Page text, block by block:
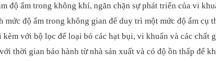
độ ẩm trong không khí, ngăn chặn sự phát triển của vi
độ ẩm trong không gian để duy trì một mức độ ẩm cụ
với bộ lọc để loại bỏ các hạt bụi, vi khuẩn và các chất
thời gian bảo hành từ nhà sản xuất và có độ ồn thấp để